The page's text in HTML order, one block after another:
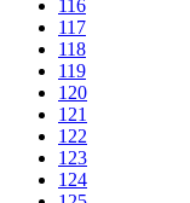
116
117
118
119
120
121
122
123
124